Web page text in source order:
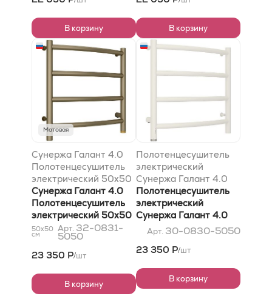
В корзину В корзину
Матовая
Сунержа Галант 4.0
Полотенцесушитель
электрический 50x50
Золотой шёлк
Сунержа Галант 4.0
Полотенцесушитель
электрический 50x50
Золотой шёлк
50x50
см
Арт. 32-0831-
5050
23 350 Р/шт
В корзину
Полотенцесушитель
электрический
Сунержа Галант 4.0
500х500 МЭМ левый,
Матовый белый
Полотенцесушитель
электрический
Сунержа Галант 4.0
500х500 МЭМ левый,
Матовый белый
Арт. 30-0830-5050
23 350 Р/шт
В корзину